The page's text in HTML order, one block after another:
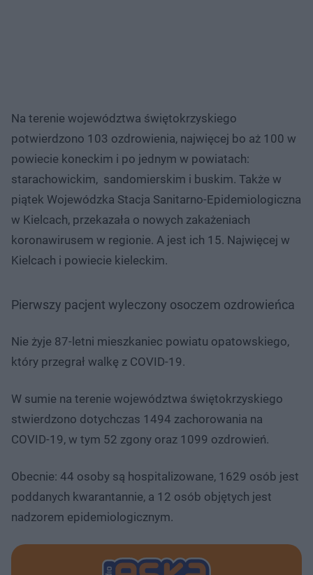
Na terenie województwa świętokrzyskiego
potwierdzono 103 ozdrowienia, najwięcej bo aż 100 w
powiecie koneckim i po jednym w powiatach:
starachowickim, sandomierskim i buskim. Także w
piątek Wojewódzka Stacja Sanitarno-Epidemiologiczna
w Kielcach, przekazała o nowych zakażeniach
koronawirusem w regionie. A jest ich 15. Najwięcej w
Kielcach i powiecie kieleckim.
Pierwszy pacjent wyleczony osoczem ozdrowieńca
Nie żyje 87-letni mieszkaniec powiatu opatowskiego,
który przegrał walkę z COVID-19.
W sumie na terenie województwa świętokrzyskiego
stwierdzono dotychczas 1494 zachorowania na
COVID-19, w tym 52 zgony oraz 1099 ozdrowień.
Obecnie: 44 osoby są hospitalizowane, 1629 osób jest
poddanych kwarantannie, a 12 osób objętych jest
nadzorem epidemiologicznym.